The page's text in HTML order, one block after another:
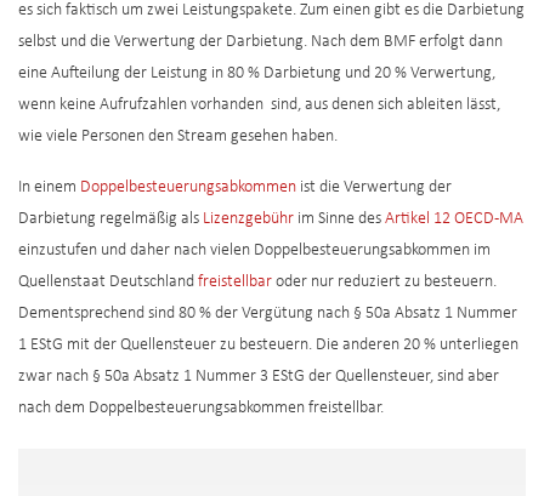
es sich faktisch um zwei Leistungspakete. Zum einen gibt es die Darbietung
selbst und die Verwertung der Darbietung. Nach dem BMF erfolgt dann
eine Aufteilung der Leistung in 80 % Darbietung und 20 % Verwertung,
wenn keine Aufrufzahlen vorhanden sind, aus denen sich ableiten lässt,
wie viele Personen den Stream gesehen haben.
In einem Doppelbesteuerungsabkommen ist die Verwertung der
Darbietung regelmäßig als Lizenzgebühr im Sinne des Artikel 12 OECD-MA
einzustufen und daher nach vielen Doppelbesteuerungsabkommen im
Quellenstaat Deutschland freistellbar oder nur reduziert zu besteuern.
Dementsprechend sind 80 % der Vergütung nach § 50a Absatz 1 Nummer
1 EStG mit der Quellensteuer zu besteuern. Die anderen 20 % unterliegen
zwar nach § 50a Absatz 1 Nummer 3 EStG der Quellensteuer, sind aber
nach dem Doppelbesteuerungsabkommen freistellbar.